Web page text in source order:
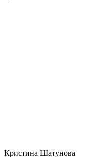
Кристина Шатунова